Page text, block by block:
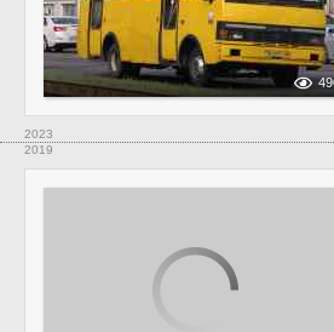
2023
2019